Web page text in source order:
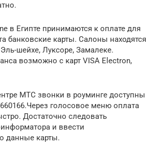
в Египте принимаются к оплате для
банковские карты. Салоны находятся
шейхе, Луксоре, Замалеке.
возможно с карт VISA Electron,
МТС звонки в роуминге доступны
голосовое меню оплата
Достаточно следовать
и ввести
данные карты.